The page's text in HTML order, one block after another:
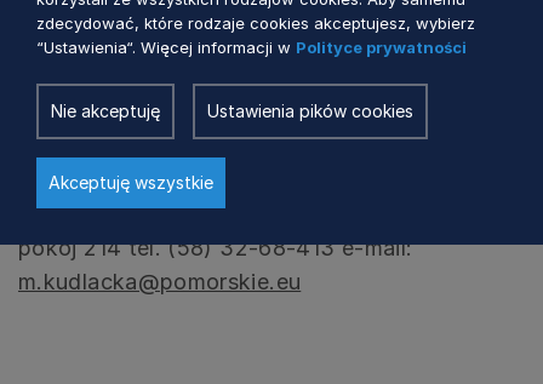
pokój 216 tel. (58) 32-68-325 e-mail:
j.nowakowska@pomorskie.eu
Marta Kudłacka
pokój 214 tel. (58) 32-68-413 e-mail:
m.kudlacka@pomorskie.eu
zdecydować, które rodzaje cookies akceptujesz, wybierz
“Ustawienia“. Więcej informacji w Polityce prywatności
Nie akceptuję Ustawienia pików cookies
Akceptuję wszystkie